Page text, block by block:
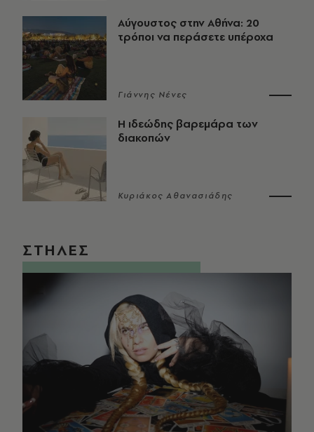
Αύγουστος στην Αθήνα: 20
τρόποι να περάσετε υπέροχα
Γιάννης Νένες
Η ιδεώδης βαρεμάρα των
διακοπών
Κυριάκος Αθανασιάδης
ΣΤΗΛΕΣ